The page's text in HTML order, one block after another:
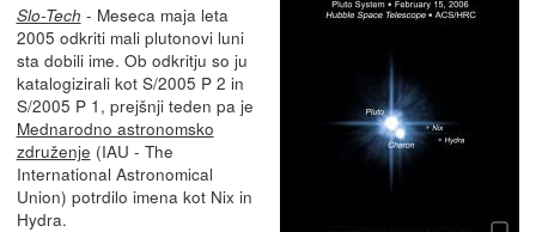
Slo-Tech - Meseca maja leta
2005 odkriti mali plutonovi luni
sta dobili ime. Ob odkritju so ju
katalogizirali kot S/2005 P 2 in
S/2005 P 1, prejšnji teden pa je
Mednarodno astronomsko
združenje (IAU - The
International Astronomical
Union) potrdilo imena kot Nix in
Hydra.